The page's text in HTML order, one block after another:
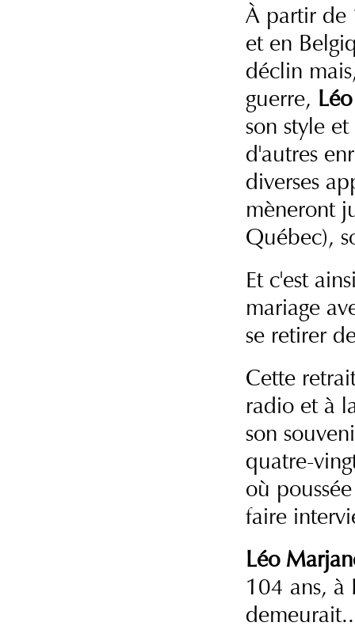
À partir de
et en
déclin
guerre,
son style
d'autres
diverses
mèneront
Québec),
Et c'est
mariage
se retirer
Cette
radio et à
son
quatre-
où
faire
Léo
104 ans, à